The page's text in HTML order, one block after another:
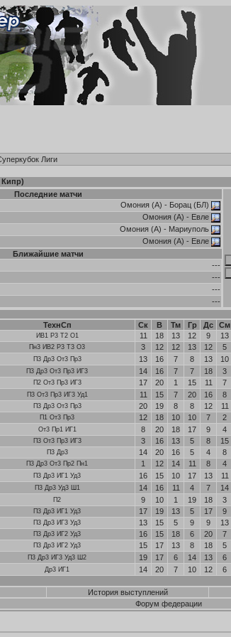
Лиги
Последние матчи
Омония (А) - Борац (БЛ)
Омония (А) - Евле
Омония (А) - Мариуполь
Омония (А) - Евле
Ближайшие матчи
---
---
---
---
ТехнСп Ск В Тм Гр Дс См
ИВ1 Р3 Т2 О1 11 18 13 12 9 13
Пн3 ИВ2 Р3 Т3 О3 3 12 12 13 12 5
П3 Др3 От3 Пр3 13 16 7 8 13 10
П3 Др3 От3 Пр3 ИГ3 14 16 7 7 18 3
П2 От3 Пр3 ИГ3 17 20 1 15 11 7
П3 От3 Пр3 ИГ3 Уд1 11 15 7 20 16 8
П3 Др3 От3 Пр3 20 19 8 8 12 11
П1 От3 Пр3 12 18 10 10 7 2
От3 Пр1 ИГ1 8 20 18 17 9 4
П3 От3 Пр3 ИГ3 3 16 13 5 8 15
П3 Др3 14 20 16 5 4 8
П3 Др3 От3 Пр2 Пн1 1 12 14 11 8 4
П3 Др3 ИГ1 Уд3 16 15 10 17 13 11
П3 Др3 Уд3 Ш1 14 16 11 4 7 14
П2 9 10 1 19 18 3
П3 Др3 ИГ1 Уд3 17 19 13 5 17 9
П3 Др3 ИГ3 Уд3 13 15 5 9 9 13
П3 Др3 ИГ2 Уд3 16 15 18 6 20 7
П3 Др3 ИГ2 Уд3 15 17 13 8 18 5
П3 Др3 ИГ3 Уд3 Ш2 19 17 6 14 13 6
Др3 ИГ1 14 20 7 10 12 6
История выступлений
Форум федерации